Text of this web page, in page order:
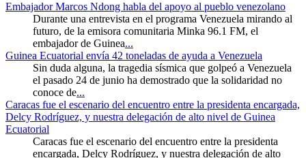
Embajador Marcos Ndong habla del apoyo al pueblo venezolano
Durante una entrevista en el programa Venezuela mirando al
futuro, de la emisora comunitaria Minka 96.1 FM, el
embajador de Guinea...
Guinea Ecuatorial envía 42 toneladas de ayuda a Venezuela
Sin duda alguna, la tragedia sísmica que golpeó a Venezuela
el pasado 24 de junio ha demostrado que la solidaridad no
conoce de...
Caracas fue el escenario del encuentro entre la presidenta encargada,
Delcy Rodríguez, y nuestra delegación de alto nivel de Guinea
Ecuatorial
Caracas fue el escenario del encuentro entre la presidenta
encargada, Delcy Rodríguez, y nuestra delegación de alto